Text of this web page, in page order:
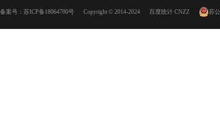
备案号： 苏ICP备18064700号 Copyright © 2014-2024 百度统计 CNZZ 苏